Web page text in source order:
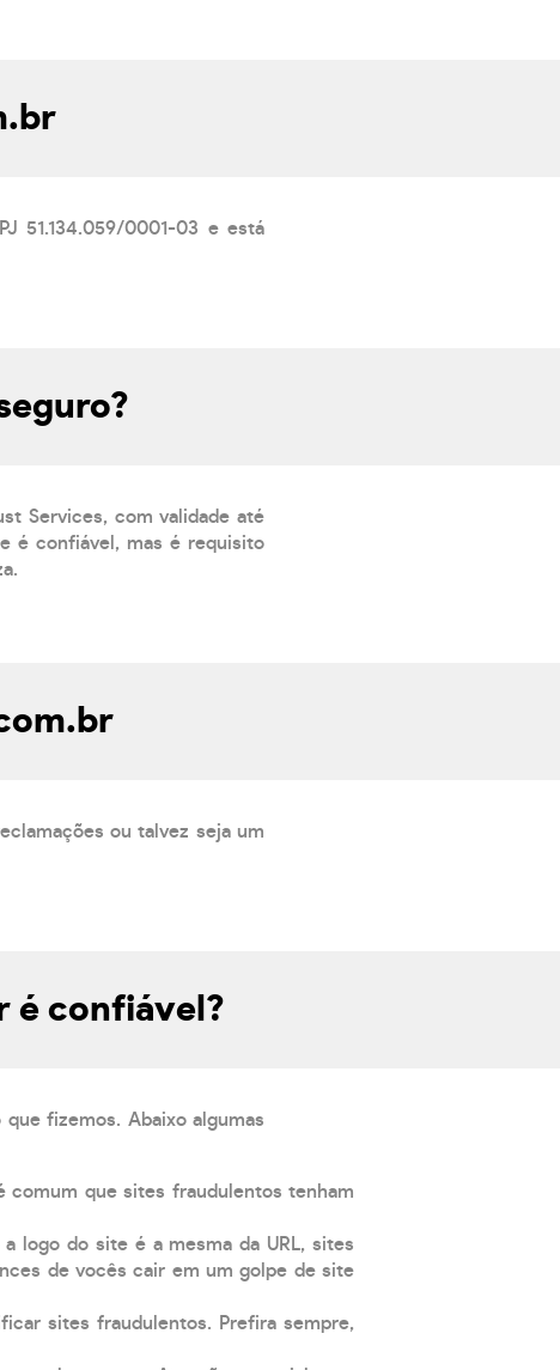
51.134.059/0001-03 e está
Services, com validade até
é confiável, mas é requisito
ou talvez seja um
é confiável?
fizemos. Abaixo algumas
comum que sites fraudulentos tenham
logo do site é a mesma da URL, sites
de vocês cair em um golpe de site
sites fraudulentos. Prefira sempre,